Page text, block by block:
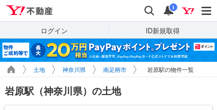
検索 通知
i
ログイン ID新規取得
土地 神奈川県 南足柄市 岩原駅の物件一覧
岩原駅（神奈川県）の土地